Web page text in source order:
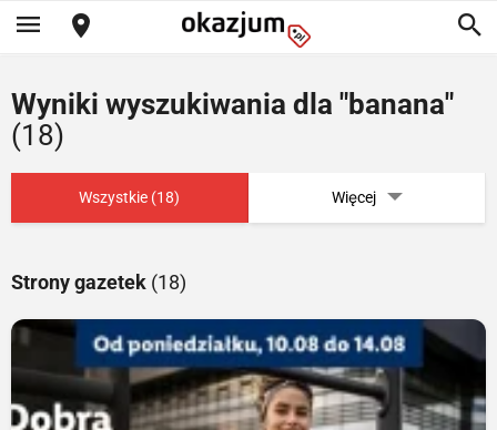
Wyniki wyszukiwania dla "banana"
(18)
Wszystkie (18) Więcej
Strony gazetek (18)